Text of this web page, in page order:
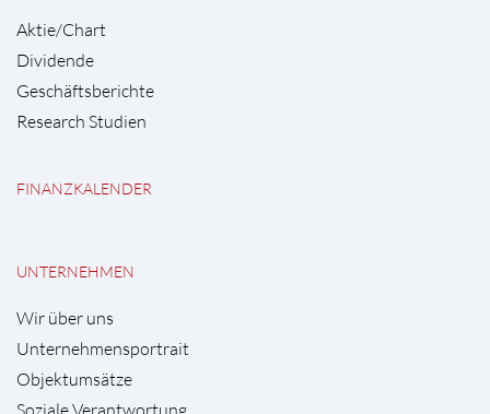
Aktie/Chart
Dividende
Geschäftsberichte
Research Studien
FINANZKALENDER
UNTERNEHMEN
Wir über uns
Unternehmensportrait
Objektumsätze
Soziale Verantwortung